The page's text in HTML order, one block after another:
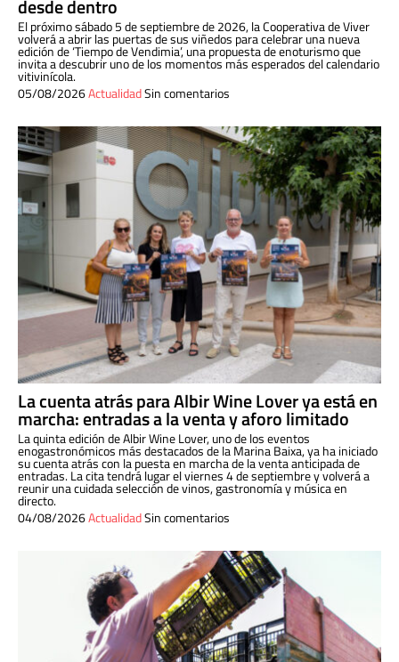
desde dentro
El próximo sábado 5 de septiembre de 2026, la Cooperativa de Viver
volverá a abrir las puertas de sus viñedos para celebrar una nueva
edición de ‘Tiempo de Vendimia’, una propuesta de enoturismo que
invita a descubrir uno de los momentos más esperados del calendario
vitivinícola.
05/08/2026ActualidadSin comentarios
La cuenta atrás para Albir Wine Lover ya está en
marcha: entradas a la venta y aforo limitado
La quinta edición de Albir Wine Lover, uno de los eventos
enogastronómicos más destacados de la Marina Baixa, ya ha iniciado
su cuenta atrás con la puesta en marcha de la venta anticipada de
entradas. La cita tendrá lugar el viernes 4 de septiembre y volverá a
reunir una cuidada selección de vinos, gastronomía y música en
directo.
04/08/2026ActualidadSin comentarios